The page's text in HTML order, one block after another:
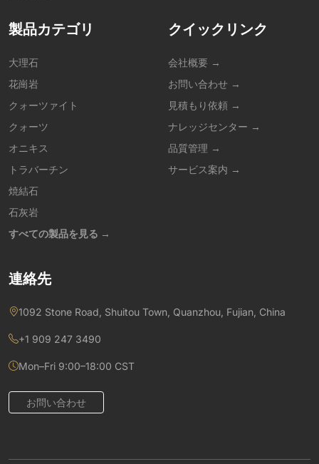
製品カテゴリ
大理石
花崗岩
クォーツァイト
クォーツ
オニキス
トラバーチン
焼結石
石灰岩
すべての製品を見る →
クイックリンク
会社概要 →
お問い合わせ →
見積もり依頼 →
ナレッジセンター →
品質管理 →
サービス案内 →
連絡先
1092 Stone Road, Shuitou Town, Quanzhou, Fujian, China
+1 909 247 3490
Mon–Fri 9:00–18:00 CST
お問い合わせ